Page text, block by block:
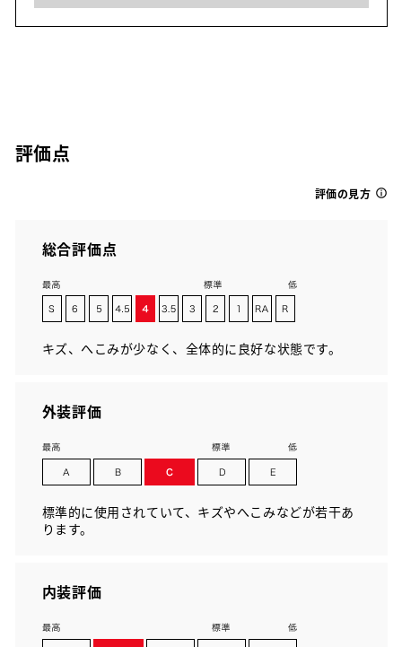
評価点
評価の見方
総合評価点
キズ、へこみが少なく、全体的に良好な状態です。
外装評価
標準的に使用されていて、キズやへこみなどが若干あ
ります。
内装評価